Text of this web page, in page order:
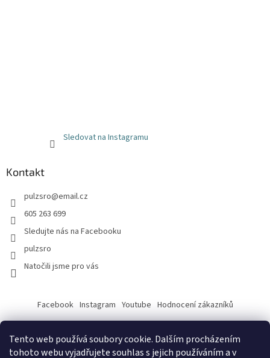
Tento web používá soubory cookie. Dalším procházením
tohoto webu vyjadřujete souhlas s jejich používáním a v
Sledovat na Instagramu
Kontakt
pulzsro@email.cz
605 263 699
Sledujte nás na Facebooku
pulzsro
Natočili jsme pro vás
Facebook Instagram Youtube Hodnocení zákazníků